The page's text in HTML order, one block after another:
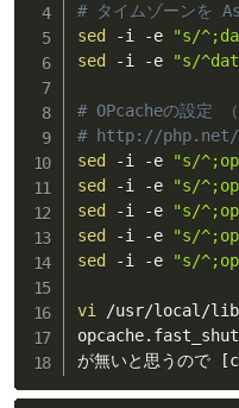
# タイムゾーンを
sed
-i -e
"s/
sed
-i -e "s/
# OPcacheの設定 （
# http://php.net/
sed
-i -e
"s/
sed
-i -e
"s/
sed
-i -e
"s/
sed
-i -e
"s/
sed
-i -e "s/
vi /usr/local/
が無いと思うので
[